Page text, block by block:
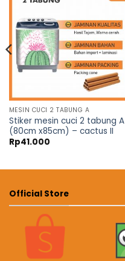
MESIN CUCI 2 TABUNG A
Stiker mesin cuci 2 tabung A
(80cm x85cm) – cactus II
Rp41.000
Official Store